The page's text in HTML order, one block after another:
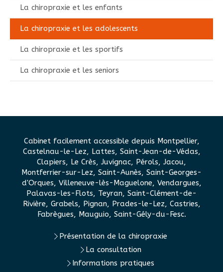
La chiropraxie et les enfants
La chiropraxie et les adolescents
La chiropraxie et les sportifs
La chiropraxie et les seniors
Cabinet facilement accessible depuis Montpellier,
Castelnau-le-Lez, Lattes, Saint-Jean-de-Védas,
Clapiers, Le Crès, Juvignac, Pérols, Jacou,
Montferrier-sur-Lez, Saint-Aunès, Saint-Georges-
d'Orques, Villeneuve-lès-Maguelone, Vendargues,
Palavas-les-Flots, Teyran, Saint-Clément-de-
Rivière, Grabels, Pignan, Prades-le-Lez, Castries,
Fabrègues, Mauguio, Saint-Gély-du-Fesc.
Présentation de la chiropraxie
La consultation
Informations pratiques